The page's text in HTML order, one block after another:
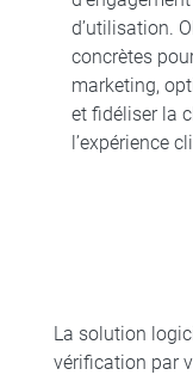
d’utilisation.
concrètes
marketing,
et fidéliser la
l’expérience
La solution
vérification par